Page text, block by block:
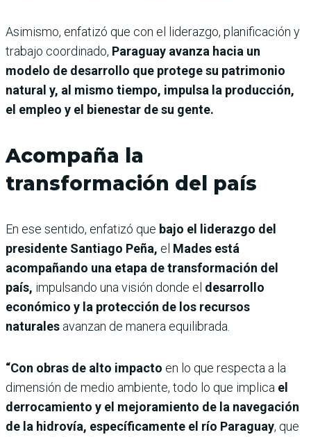
Asimismo, enfatizó que con el liderazgo, planificación y
trabajo coordinado, Paraguay avanza hacia un
modelo de desarrollo que protege su patrimonio
natural y, al mismo tiempo, impulsa la producción,
el empleo y el bienestar de su gente.
Acompaña la
transformación del país
En ese sentido, enfatizó que bajo el liderazgo del
presidente Santiago Peña, el Mades está
acompañando una etapa de transformación del
país, impulsando una visión donde el desarrollo
económico y la protección de los recursos
naturales avanzan de manera equilibrada.
“Con obras de alto impacto en lo que respecta a la
dimensión de medio ambiente, todo lo que implica el
derrocamiento y el mejoramiento de la navegación
de la hidrovía, específicamente el río Paraguay, que